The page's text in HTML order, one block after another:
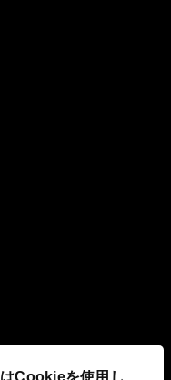
Cookieを使用し